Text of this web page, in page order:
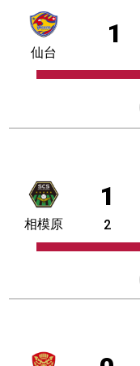
1
仙台
1
相模原 2